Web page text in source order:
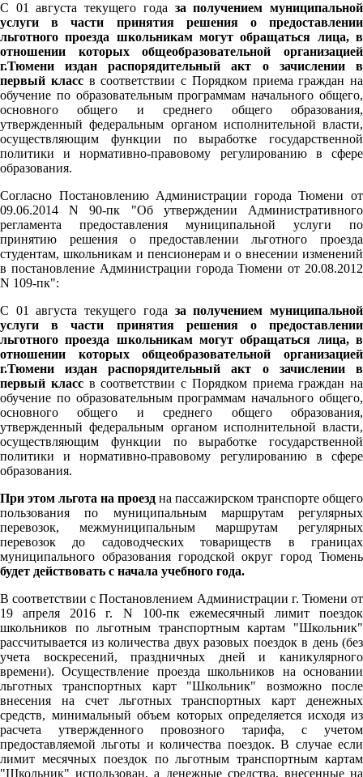
С 01 августа текущего года за получением муниципальной
услуги в части принятия решения о предоставлении
льготного проезда школьникам могут обращаться лица, в
отношении которых общеобразовательной организацией
г.Тюмени издан распорядительный акт о зачислении в
первый классв соответствии с Порядком приема граждан на
обучение по образовательным программам начального общего,
основного общего и среднего общего образования,
утвержденный федеральным органом исполнительной власти,
осуществляющим функции по выработке государственной
политики и нормативно-правовому регулированию в сфере
образования.
Согласно Постановлению Администрации города Тюмени от
09.06.2014 N 90-пк "Об утверждении Административного
регламента предоставления муниципальной услуги по
принятию решения о предоставлении льготного проезда
студентам, школьникам и пенсионерам и о внесении изменений
в постановление Администрации города Тюмени от 20.08.2012
N 109-пк":
С 01 августа текущего года за получением муниципальной
услуги в части принятия решения о предоставлении
льготного проезда школьникам могут обращаться лица, в
отношении которых общеобразовательной организацией
г.Тюмени издан распорядительный акт о зачислении в
первый классв соответствии с Порядком приема граждан на
обучение по образовательным программам начального общего,
основного общего и среднего общего образования,
утвержденный федеральным органом исполнительной власти,
осуществляющим функции по выработке государственной
политики и нормативно-правовому регулированию в сфере
образования.
При этом льгота на проезд на пассажирском транспорте общего
пользования по муниципальным маршрутам регулярных
перевозок, межмуниципальным маршрутам регулярных
перевозок до садоводческих товариществ в границах
муниципального образования городской округ город Тюмень
будет действовать с начала учебного года.
В соответствии с Постановлением Администрации г. Тюмени от
19 апреля 2016 г. N 100-пк ежемесячный лимит поездок
школьников по льготным транспортным картам "Школьник"
рассчитывается из количества двух разовых поездок в день (без
учета воскресений, праздничных дней и каникулярного
времени). Осуществление проезда школьников на основании
льготных транспортных карт "Школьник" возможно после
внесения на счет льготных транспортных карт денежных
средств, минимальный объем которых определяется исходя из
расчета утвержденного провозного тарифа, с учетом
предоставляемой льготы и количества поездок. В случае если
лимит месячных поездок по льготным транспортным картам
"Школьник" использован, а денежные средства, внесенные на